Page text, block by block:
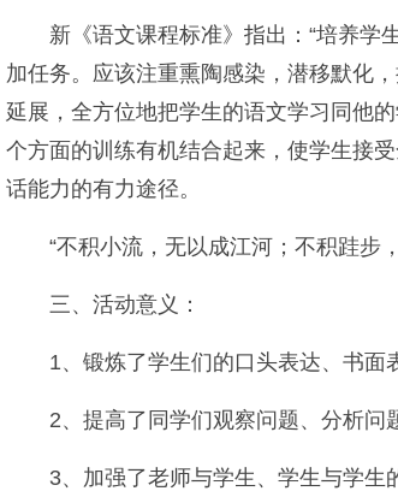
新《语文课程标准》指出：“培养学
加任务。应该注重熏陶感染，潜移默化
延展，全方位地把学生的语文学习同他
个方面的训练有机结合起来，使学生接
话能力的有力途径。
“不积小流，无以成江河；不积跬步
三、活动意义：
1、锻炼了学生们的口头表达、书面
2、提高了同学们观察问题、分析问
3、加强了老师与学生、学生与学生